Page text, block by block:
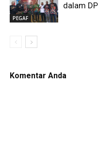
PEGAF
dalam
Komentar Anda